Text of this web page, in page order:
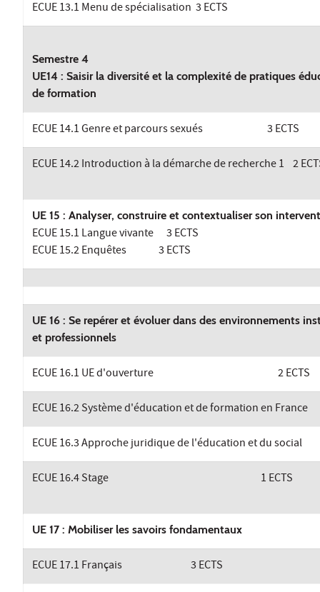
ECUE 13.1 Menu de spécialisation 3 ECTS
Semestre 4
UE14 : Saisir la diversité et la complexité de pratiques
de formation
ECUE 14.1 Genre et parcours sexués 3 ECTS
ECUE 14.2 Introduction à la démarche de recherche 1 2
UE 15 : Analyser, construire et contextualiser son
ECUE 15.1 Langue vivante 3 ECTS
ECUE 15.2 Enquêtes 3 ECTS
UE 16 : Se repérer et évoluer dans des environnements
et professionnels
ECUE 16.1 UE d'ouverture 2 ECTS
ECUE 16.2 Système d'éducation et de formation en France
ECUE 16.3 Approche juridique de l'éducation et du social
ECUE 16.4 Stage 1 ECTS
UE 17 : Mobiliser les savoirs fondamentaux
ECUE 17.1 Français 3 ECTS